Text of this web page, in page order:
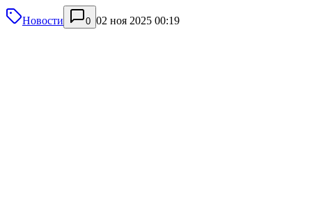
Новости 0 02 ноя 2025 00:19